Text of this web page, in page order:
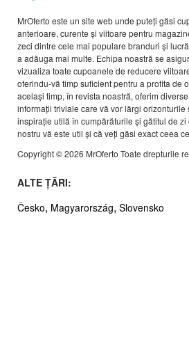
MrOferto este un site web unde puteți găsi
anterioare, curente și viitoare pentru
zeci dintre cele mai populare branduri și
a adăuga mai multe. Echipa noastră se
vizualiza toate cupoanele de reducere
oferindu-vă timp suficient pentru a profita de
același timp, în revista noastră, oferim
informații triviale care vă vor lărgi orizonturile
inspirație utilă în cumpărăturile și gătitul de zi
nostru vă este util și că veți găsi exact ceea
Copyright © 2026 MrOferto Toate drepturile
ALTE ȚĂRI:
Česko, Magyarország, Slovensko